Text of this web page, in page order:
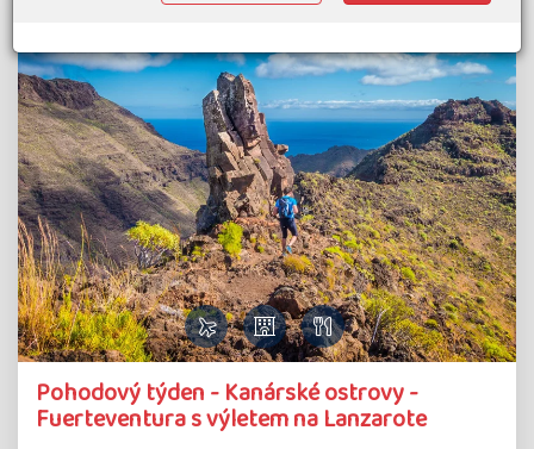
Pohodový týden - Kanárské ostrovy -
Fuerteventura s výletem na Lanzarote